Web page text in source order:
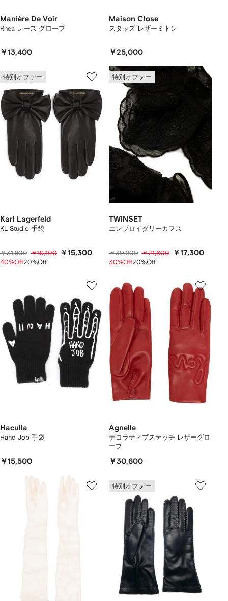
Manière De Voir
Rhea レース グローブ
￥13,400
Maison Close
スタッズ レザーミトン
￥25,000
特別オファー
Karl Lagerfeld
KL Studio 手袋
￥31,800 ￥19,100 ￥15,300
40%Off20%Off
特別オファー
TWINSET
エンブロイダリーカフス
￥30,800 ￥21,600 ￥17,300
30%Off20%Off
Haculla
Hand Job 手袋
￥15,500
Agnelle
デコラティブステッチ レザーグロ
ーブ
￥30,600
特別オファー